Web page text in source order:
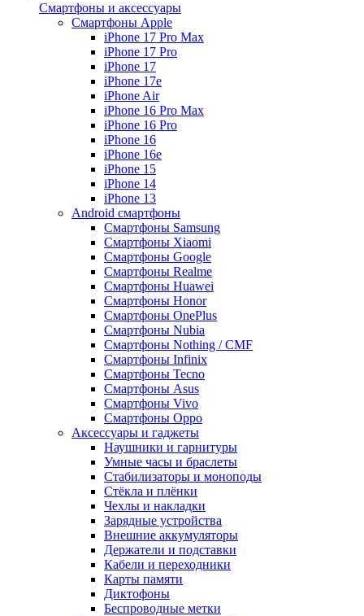
Смартфоны и аксессуары
Смартфоны Apple
iPhone 17 Pro Max
iPhone 17 Pro
iPhone 17
iPhone 17e
iPhone Air
iPhone 16 Pro Max
iPhone 16 Pro
iPhone 16
iPhone 16e
iPhone 15
iPhone 14
iPhone 13
Android cмартфоны
Смартфоны Samsung
Смартфоны Xiaomi
Смартфоны Google
Смартфоны Realme
Смартфоны Huawei
Смартфоны Honor
Смартфоны OnePlus
Смартфоны Nubia
Смартфоны Nothing / CMF
Смартфоны Infinix
Смартфоны Tecno
Смартфоны Asus
Смартфоны Vivo
Смартфоны Oppo
Аксессуары и гаджеты
Наушники и гарнитуры
Умные часы и браслеты
Стабилизаторы и моноподы
Стёкла и плёнки
Чехлы и накладки
Зарядные устройства
Внешние аккумуляторы
Держатели и подставки
Кабели и переходники
Карты памяти
Диктофоны
Беспроводные метки